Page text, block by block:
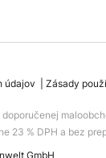
údajov Zásady
23 % DPH a bez
GmbH